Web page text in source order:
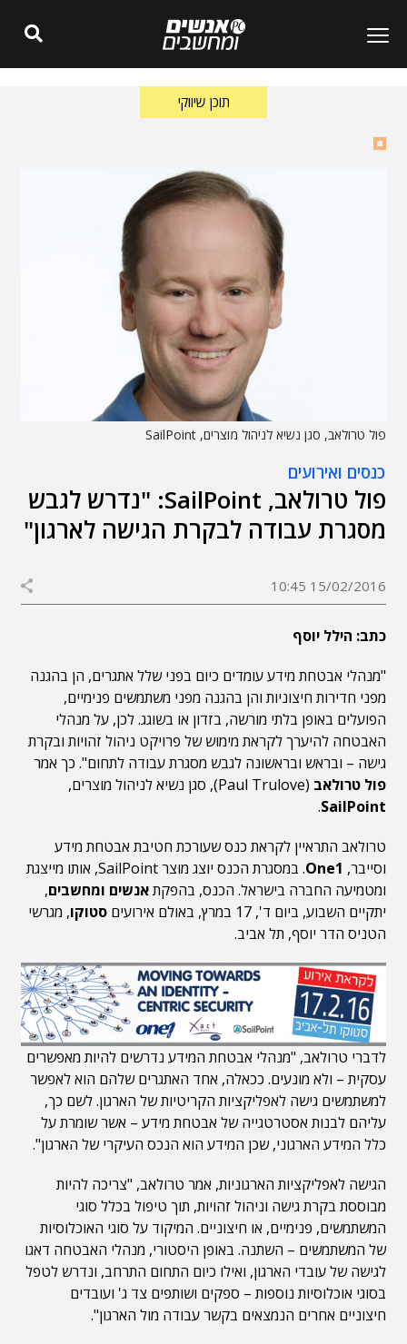
תוכן שיווקי
פול טרולאב, סגן נשיא לניהול מוצרים, SailPoint
כנסים ואירועים
פול טרולאב, SailPoint: "נדרש לגבש
מסגרת עבודה לבקרת הגישה לארגון"
15/02/2016 10:45
כתב: הילל יוסף
"מנהלי אבטחת מידע עומדים כיום בפני שלל אתגרים, הן בהגנה
מפני חדירות חיצוניות והן בהגנה מפני משתמשים פנימיים,
הפועלים באופן בלתי מורשה, בזדון או בשוגג. לכן, על מנהלי
האבטחה להיערך לקראת מימוש של פרויקט ניהול זהויות ובקרת
גישה – ובראש ובראשונה לגבש מסגרת עבודה לתחום". כך אמר
פול טרולאב (Paul Trulove), סגן נשיא לניהול מוצרים,
SailPoint
.
טרולאב התראיין לקראת כנס שעורכת חטיבת אבטחת מידע
וסייבר, One1
. במסגרת הכנס יוצג מוצר SailPoint, אותו מייצגת
ומטמיעה החברה בישראל. הכנס, בהפקתאנשים ומחשבים,
יתקיים השבוע, ביום ד', 17 במרץ, באולם אירועים
סטוקו, מגרשי
הטניס הדר יוסף, תל אביב.
לדברי טרולאב, "מנהלי אבטחת המידע נדרשים להיות מאפשרים
עסקית – ולא מונעים. ככאלה, אחד האתגרים שלהם הוא לאפשר
למשתמשים גישה לאפליקציות הקריטיות של הארגון. לשם כך,
עליהם לבנות אסטרטגייה של אבטחת מידע – אשר שומרת על
כלל המידע הארגוני, שכן המידע הוא הנכס העיקרי של הארגון".
הגישה לאפליקציות הארגוניות, אמר טרולאב, "צריכה להיות
מבוססת בקרת גישה וניהול זהויות, תוך טיפול בכלל סוגי
המשתמשים, פנימיים, או חיצוניים. המיקוד על סוגי האוכלוסיות
של המשתמשים – השתנה. באופן היסטורי, מנהלי האבטחה דאגו
לגישה של עובדי הארגון, ואילו כיום התחום התרחב, ונדרש לטפל
בסוגי אוכלוסיות נוספות – ספקים ושותפים צד ג' ועובדים
חיצוניים אחרים הנמצאים בקשר עבודה מול הארגון".